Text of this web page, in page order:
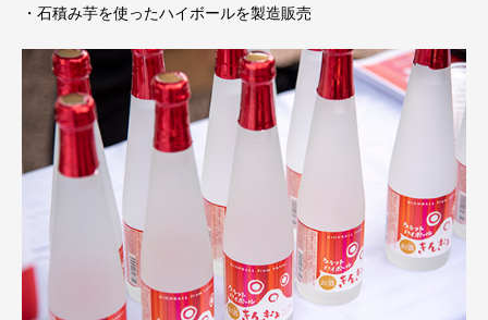
・石積み芋を使ったハイボールを製造販売